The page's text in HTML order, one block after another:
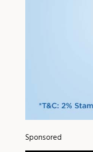
Sponsored